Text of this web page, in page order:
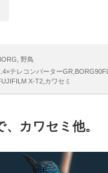
野鳥
テレコンバーターGR BORG90FL
X-T2 カワセミ
カワセミ他。